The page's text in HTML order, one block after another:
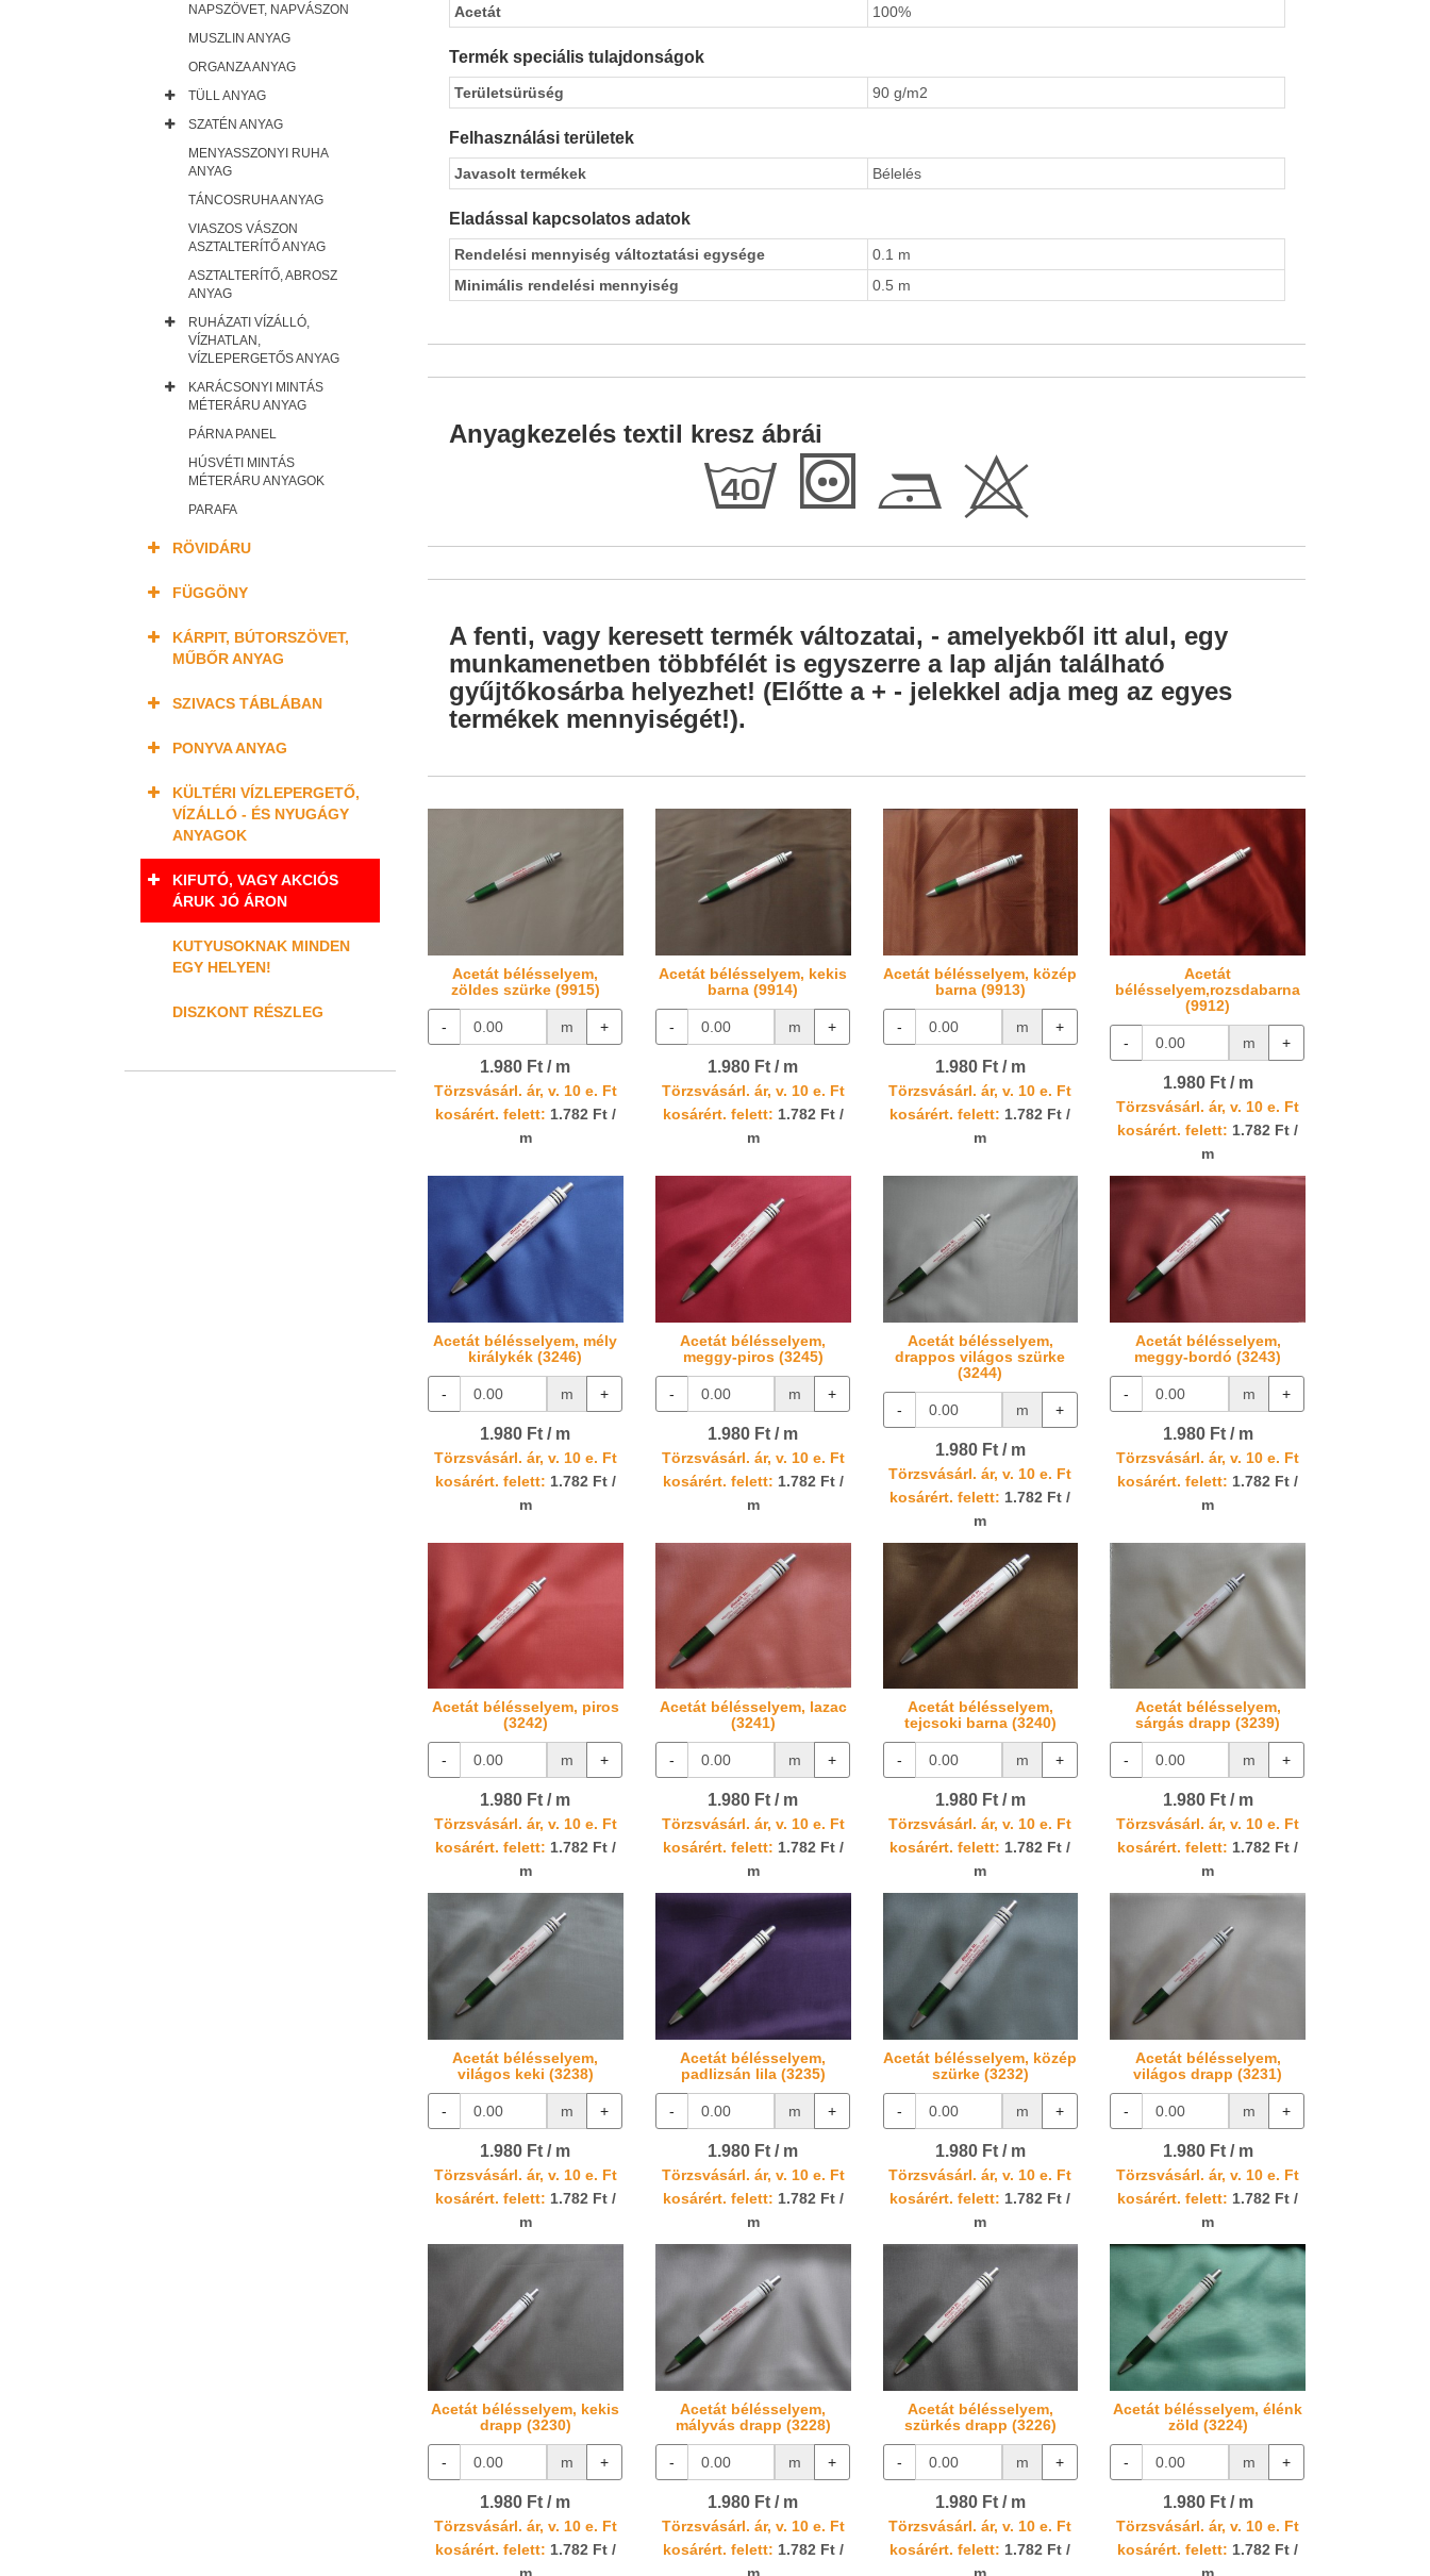
Acetát 100%
Termék speciális tulajdonságok
Területsürüség 90 g/m2
Felhasználási területek
Javasolt termékek Bélelés
Eladással kapcsolatos adatok
Rendelési mennyiség változtatási egysége
0.1 m
Minimális rendelési mennyiség
0.5 m
Anyagkezelés textil kresz ábrái
h T D H
A fenti, vagy keresett termék változatai, - amelyekből itt alul, egy
munkamenetben többfélét is egyszerre a lap alján található
gyűjtőkosárba helyezhet! (Előtte a + - jelekkel adja meg az egyes
termékek mennyiségét!).
Acetát bélésselyem,
zöldes szürke (9915)
- m +
1.980 Ft / m
Törzsvásárl. ár, v. 10 e. Ft
kosárért. felett: 1.782 Ft /
m
Acetát bélésselyem, kekis
barna (9914)
- m +
1.980 Ft / m
Törzsvásárl. ár, v. 10 e. Ft
kosárért. felett: 1.782 Ft /
m
Acetát bélésselyem, közép
barna (9913)
- m +
1.980 Ft / m
Törzsvásárl. ár, v. 10 e. Ft
kosárért. felett: 1.782 Ft /
m
Acetát
bélésselyem,rozsdabarna
(9912)
- m +
1.980 Ft / m
Törzsvásárl. ár, v. 10 e. Ft
kosárért. felett: 1.782 Ft /
m
Acetát bélésselyem, mély
királykék (3246)
- m +
1.980 Ft / m
Törzsvásárl. ár, v. 10 e. Ft
kosárért. felett: 1.782 Ft /
m
Acetát bélésselyem,
meggy-piros (3245)
- m +
1.980 Ft / m
Törzsvásárl. ár, v. 10 e. Ft
kosárért. felett: 1.782 Ft /
m
Acetát bélésselyem,
drappos világos szürke
(3244)
- m +
1.980 Ft / m
Törzsvásárl. ár, v. 10 e. Ft
kosárért. felett: 1.782 Ft /
m
Acetát bélésselyem,
meggy-bordó (3243)
- m +
1.980 Ft / m
Törzsvásárl. ár, v. 10 e. Ft
kosárért. felett: 1.782 Ft /
m
Acetát bélésselyem, piros
(3242)
- m +
1.980 Ft / m
Törzsvásárl. ár, v. 10 e. Ft
kosárért. felett: 1.782 Ft /
m
Acetát bélésselyem, lazac
(3241)
- m +
1.980 Ft / m
Törzsvásárl. ár, v. 10 e. Ft
kosárért. felett: 1.782 Ft /
m
Acetát bélésselyem,
tejcsoki barna (3240)
- m +
1.980 Ft / m
Törzsvásárl. ár, v. 10 e. Ft
kosárért. felett: 1.782 Ft /
m
Acetát bélésselyem,
sárgás drapp (3239)
- m +
1.980 Ft / m
Törzsvásárl. ár, v. 10 e. Ft
kosárért. felett: 1.782 Ft /
m
Acetát bélésselyem,
világos keki (3238)
- m +
1.980 Ft / m
Törzsvásárl. ár, v. 10 e. Ft
kosárért. felett: 1.782 Ft /
m
Acetát bélésselyem,
padlizsán lila (3235)
- m +
1.980 Ft / m
Törzsvásárl. ár, v. 10 e. Ft
kosárért. felett: 1.782 Ft /
m
Acetát bélésselyem, közép
szürke (3232)
- m +
1.980 Ft / m
Törzsvásárl. ár, v. 10 e. Ft
kosárért. felett: 1.782 Ft /
m
Acetát bélésselyem,
világos drapp (3231)
- m +
1.980 Ft / m
Törzsvásárl. ár, v. 10 e. Ft
kosárért. felett: 1.782 Ft /
m
Acetát bélésselyem, kekis
drapp (3230)
- m +
1.980 Ft / m
Törzsvásárl. ár, v. 10 e. Ft
kosárért. felett: 1.782 Ft /
Acetát bélésselyem,
mályvás drapp (3228)
- m +
1.980 Ft / m
Törzsvásárl. ár, v. 10 e. Ft
kosárért. felett: 1.782 Ft /
Acetát bélésselyem,
szürkés drapp (3226)
- m +
1.980 Ft / m
Törzsvásárl. ár, v. 10 e. Ft
kosárért. felett: 1.782 Ft /
Acetát bélésselyem, élénk
zöld (3224)
- m +
1.980 Ft / m
Törzsvásárl. ár, v. 10 e. Ft
kosárért. felett: 1.782 Ft /
NAPSZÖVET, NAPVÁSZON
MUSZLIN ANYAG
ORGANZA ANYAG
TÜLL ANYAG
SZATÉN ANYAG
MENYASSZONYI RUHA
ANYAG
TÁNCOSRUHA ANYAG
VIASZOS VÁSZON
ASZTALTERÍTŐ ANYAG
ASZTALTERÍTŐ, ABROSZ
ANYAG
RUHÁZATI VÍZÁLLÓ,
VÍZHATLAN,
VÍZLEPERGETŐS ANYAG
KARÁCSONYI MINTÁS
MÉTERÁRU ANYAG
PÁRNA PANEL
HÚSVÉTI MINTÁS
MÉTERÁRU ANYAGOK
PARAFA
RÖVIDÁRU
FÜGGÖNY
KÁRPIT, BÚTORSZÖVET,
MŰBŐR ANYAG
SZIVACS TÁBLÁBAN
PONYVA ANYAG
KÜLTÉRI VÍZLEPERGETŐ,
VÍZÁLLÓ - ÉS NYUGÁGY
ANYAGOK
KIFUTÓ, VAGY AKCIÓS
ÁRUK JÓ ÁRON
KUTYUSOKNAK MINDEN
EGY HELYEN!
DISZKONT RÉSZLEG